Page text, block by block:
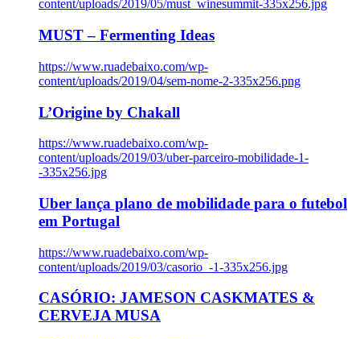
content/uploads/2019/05/must_winesummit-335x256.jpg
MUST – Fermenting Ideas
https://www.ruadebaixo.com/wp-
content/uploads/2019/04/sem-nome-2-335x256.png
L’Origine by Chakall
https://www.ruadebaixo.com/wp-
content/uploads/2019/03/uber-parceiro-mobilidade-1-
-335x256.jpg
Uber lança plano de mobilidade para o futebol
em Portugal
https://www.ruadebaixo.com/wp-
content/uploads/2019/03/casorio_-1-335x256.jpg
CASÓRIO: JAMESON CASKMATES &
CERVEJA MUSA